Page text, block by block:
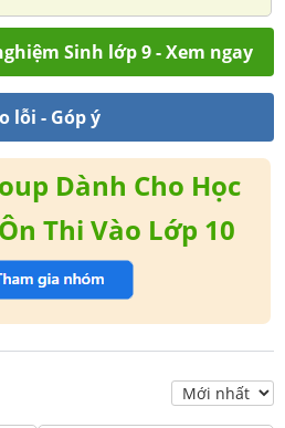
Sinh lớp 9 - Xem ngay
lỗi - Góp ý
Dành Cho Học
Thi Vào Lớp 10